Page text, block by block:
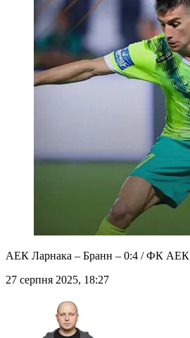
АЕК Ларнака – Бранн – 0:4 / ФК АЕК
27 серпня 2025, 18:27